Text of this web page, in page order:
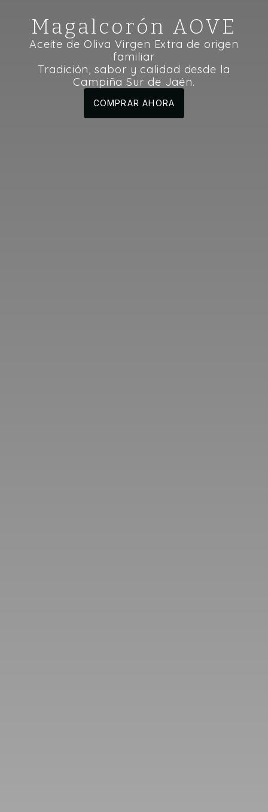
Magalcorón AOVE
Aceite de Oliva Virgen Extra de origen
familiar
Tradición, sabor y calidad desde la
Campiña Sur de Jaén.
COMPRAR AHORA